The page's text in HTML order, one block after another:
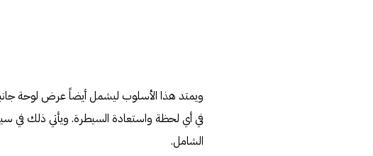
ويمتد هذا الأسلوب ليشمل أيضاً عرض لوحة
في أي لحظة واستعادة السيطرة. ويأتي ذلك في
الشامل.